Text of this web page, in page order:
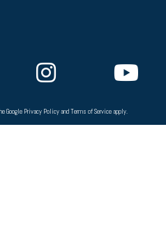
Google Privacy PolicyandTerms of Serviceapply.